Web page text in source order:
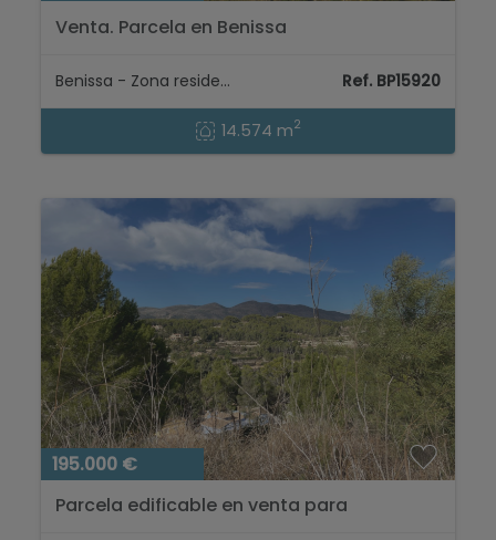
Venta. Parcela en Benissa
Benissa - Zona residencial Ref. BP15920
14.574 m2
195.000 €
Parcela edificable en venta para